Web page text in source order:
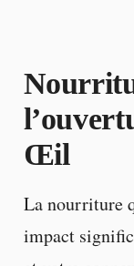
Œil
La nourriture
impact